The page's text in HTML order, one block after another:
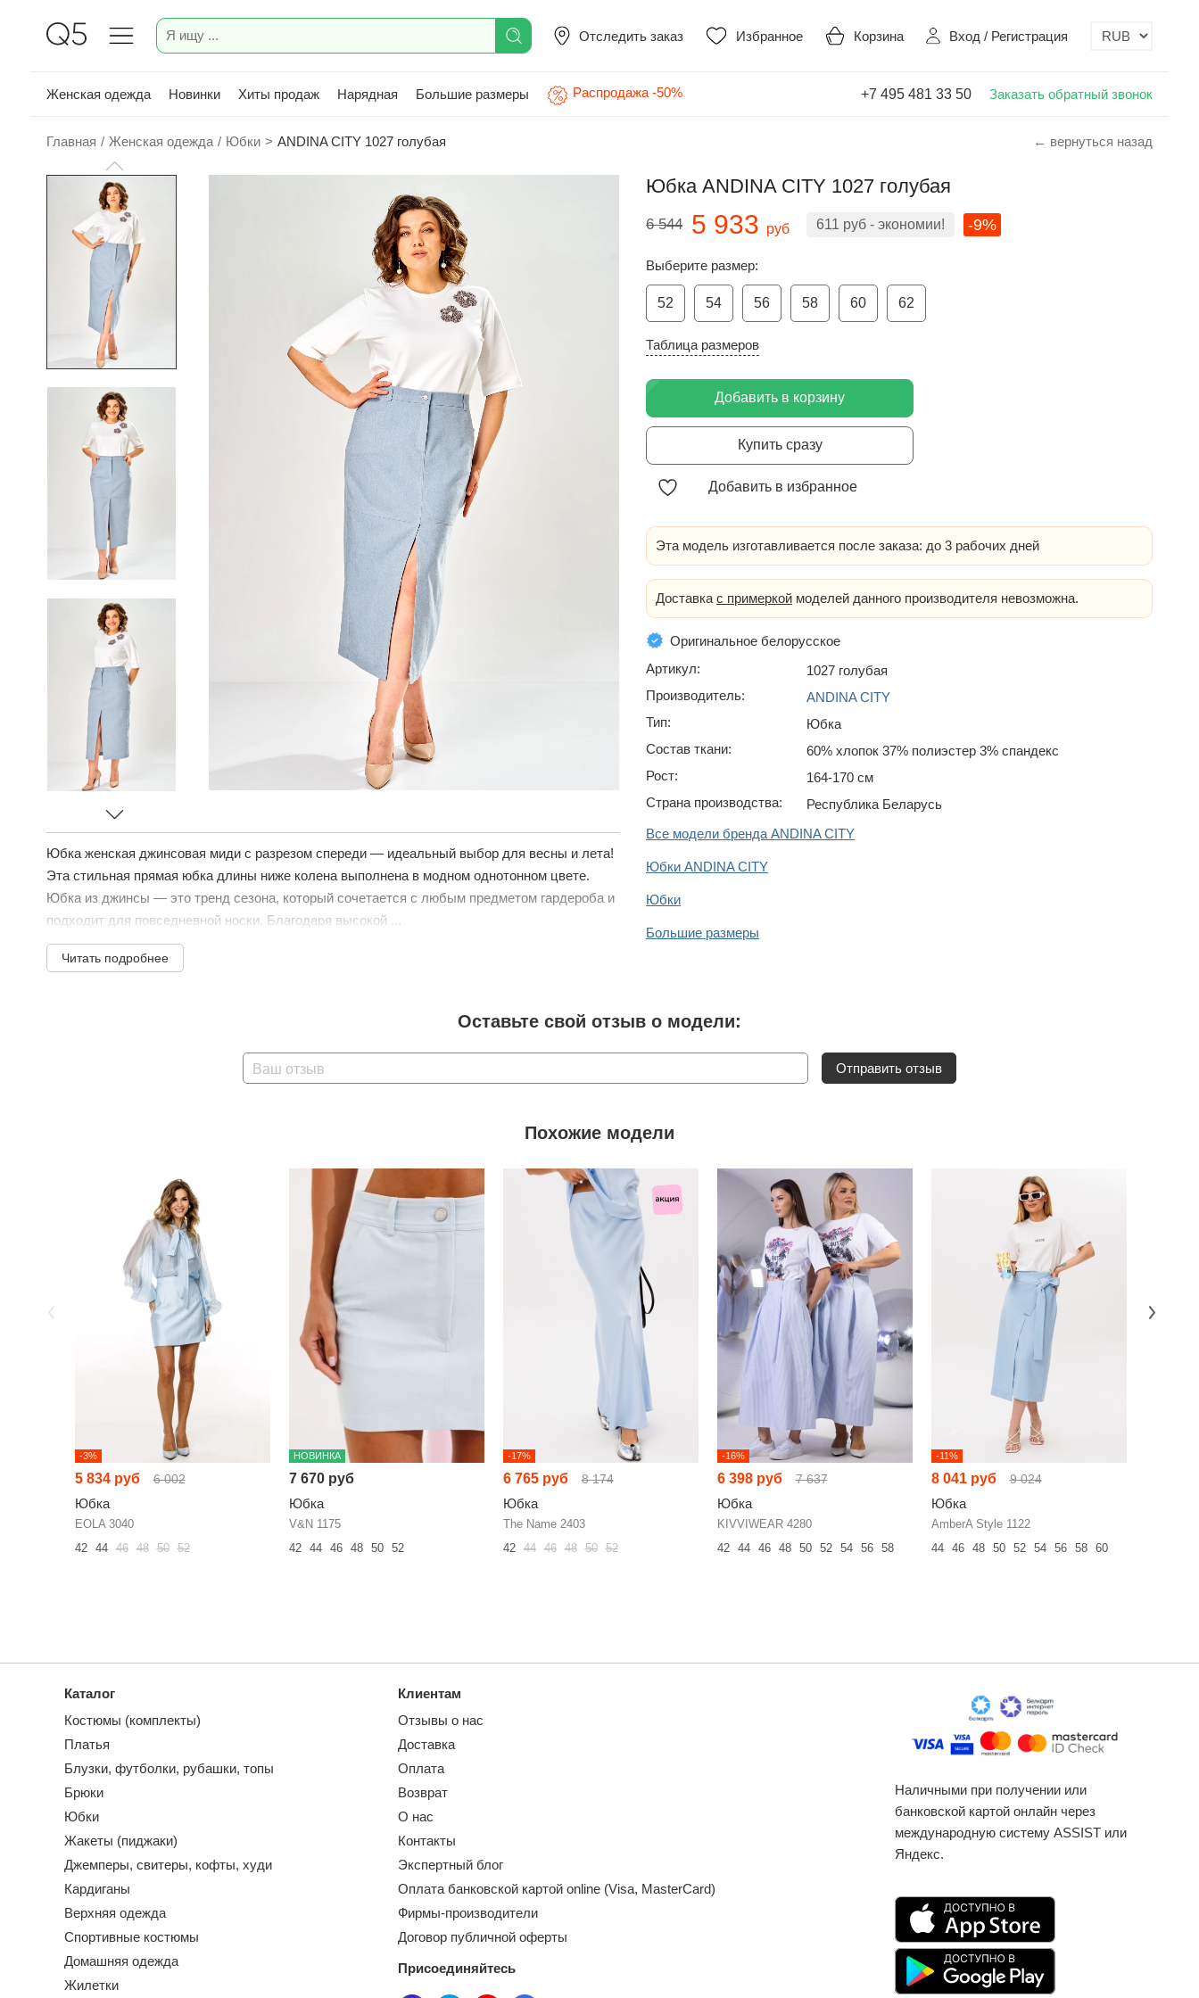
Отследить заказ Избранное Корзина Вход / Регистрация
Женская одежда Новинки Хиты продаж Нарядная Большие размеры Распродажа -50% +7 495 481 33 50 Заказать обратный звонок
Главная / Женская одежда / Юбки > ANDINA CITY 1027 голубая ← вернуться назад
Юбка женская джинсовая миди с разрезом спереди — идеальный выбор для весны и лета!
Эта стильная прямая юбка длины ниже колена выполнена в модном однотонном цвете.
Юбка из джинсы — это тренд сезона, который сочетается с любым предметом гардероба и
подходит для повседневной носки. Благодаря высокой ...
Читать подробнее
Юбка ANDINA CITY 1027 голубая
6 544 5 933 руб 611 руб - экономии! -9%
Выберите размер:
52 54 56 58 60 62
Таблица размеров
Добавить в корзину
Купить сразу
Добавить в избранное
Эта модель изготавливается после заказа: до 3 рабочих дней
Доставка с примеркой моделей данного производителя невозможна.
Оригинальное белорусское
Артикул:
1027 голубая
Производитель:
ANDINA CITY
Тип:
Юбка
Состав ткани:
60% хлопок 37% полиэстер 3% спандекс
Рост:
164-170 см
Страна производства:
Республика Беларусь
Все модели бренда ANDINA CITY
Юбки ANDINA CITY
Юбки
Большие размеры
Оставьте свой отзыв о модели:
Ваш отзыв Отправить отзыв
Похожие модели
-3%
5 834 руб 6 002
Юбка
EOLA 3040
42
44 46 48 50 52
НОВИНКА
7 670 руб
Юбка
V&N 1175
42
44 46 48 50 52
-17%
6 765 руб 8 174
Юбка
The Name 2403
42 44 46 48 50 52
-16%
6 398 руб 7 637
Юбка
KIVVIWEAR 4280
42
44 46 48 50 52 54 56 58
-11%
8 041 руб 9 024
Юбка
AmberA Style 1122
44
46 48 50 52 54 56 58 60
Каталог
Костюмы (комплекты)
Платья
Блузки, футболки, рубашки, топы
Брюки
Юбки
Жакеты (пиджаки)
Джемперы, свитеры, кофты, худи
Кардиганы
Верхняя одежда
Спортивные костюмы
Домашняя одежда
Жилетки
Клиентам
Отзывы о нас
Доставка
Оплата
Возврат
О нас
Контакты
Экспертный блог
Оплата банковской картой online (Visa, MasterCard)
Фирмы-производители
Договор публичной оферты
Присоединяйтесь
Наличными при получении или
банковской картой онлайн через
международную систему ASSIST или
Яндекс.